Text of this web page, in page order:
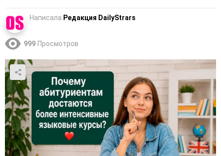
Написала Редакция DailyStrars
999 Просмотров